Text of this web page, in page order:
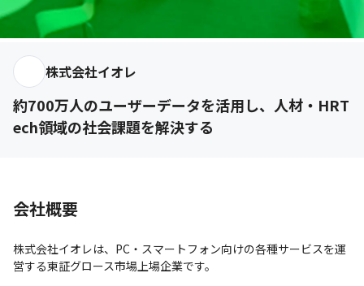
株式会社イオレ
約700万人のユーザーデータを活用し、人材・HRT
ech領域の社会課題を解決する
会社概要
株式会社イオレは、PC・スマートフォン向けの各種サービスを運
営する東証グロース市場上場企業です。